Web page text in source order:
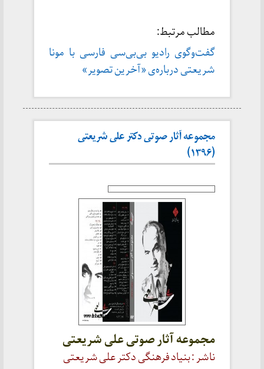
مطالب مرتبط:
گفت‌وگوی رادیو بی‌بی‌سی فارسی با مونا
شریعتی درباره‌ی «آخرین تصویر»
مجموعه آثار صوتی دکتر علی شریعتی
(۱۳۹۶)
مجموعه آثار صوتی علی شریعتی
ناشر : بنیاد فرهنگی دکتر علی شریعتی